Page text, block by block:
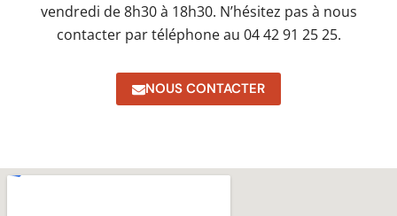
vendredi de 8h30 à 18h30. N’hésitez pas à nous
contacter par téléphone au 04 42 91 25 25.
NOUS CONTACTER